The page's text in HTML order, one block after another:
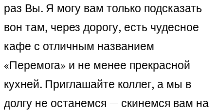
раз Вы. Я могу вам только подсказать —
вон там, через дорогу, есть чудесное
кафе с отличным названием
«Перемога» и не менее прекрасной
кухней. Приглашайте коллег, а мы в
долгу не останемся — скинемся вам на